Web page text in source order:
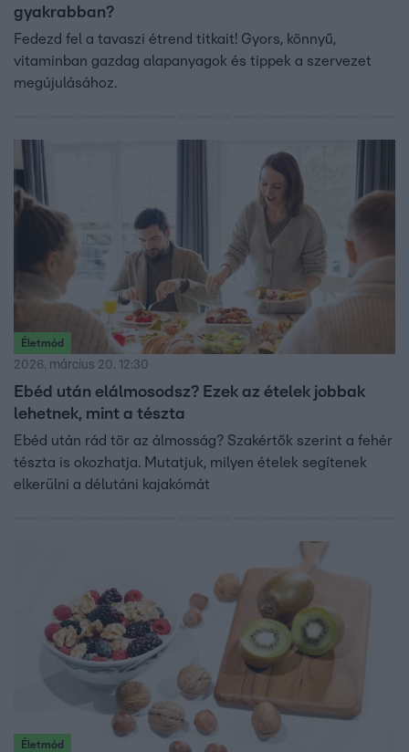
gyakrabban?
Fedezd fel a tavaszi étrend titkait! Gyors, könnyű,
vitaminban gazdag alapanyagok és tippek a szervezet
megújulásához.
Életmód
2026. március 20. 12:30
Ebéd után elálmosodsz? Ezek az ételek jobbak
lehetnek, mint a tészta
Ebéd után rád tör az álmosság? Szakértők szerint a fehér
tészta is okozhatja. Mutatjuk, milyen ételek segítenek
elkerülni a délutáni kajakómát
Életmód